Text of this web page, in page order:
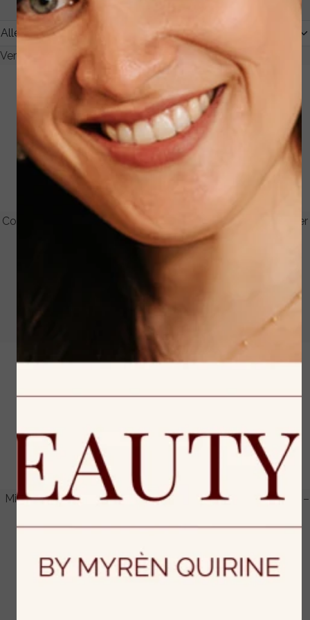
Verzendkosten:7,95
Corrective Cleanser & Peel -
Gentle Antioxidant Cleanser
Micellar Treatment Toner –
Bekijken
Nourishing Cleansing Balm –
Bekijken